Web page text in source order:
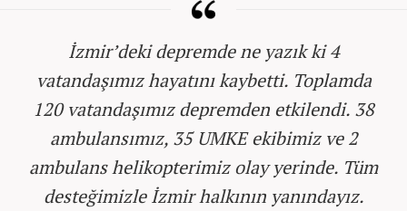
İzmir’deki depremde ne yazık ki 4
vatandaşımız hayatını kaybetti. Toplamda
120 vatandaşımız depremden etkilendi. 38
ambulansımız, 35 UMKE ekibimiz ve 2
ambulans helikopterimiz olay yerinde. Tüm
desteğimizle İzmir halkının yanındayız.